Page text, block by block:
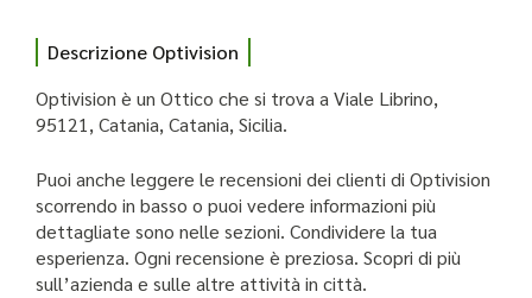
Descrizione Optivision
Optivision è un Ottico che si trova a Viale Librino,
95121, Catania, Catania, Sicilia.
Puoi anche leggere le recensioni dei clienti di Optivision
scorrendo in basso o puoi vedere informazioni più
dettagliate sono nelle sezioni. Condividere la tua
esperienza. Ogni recensione è preziosa. Scopri di più
sull’azienda e sulle altre attività in città.